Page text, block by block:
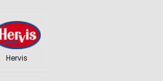
Hervis